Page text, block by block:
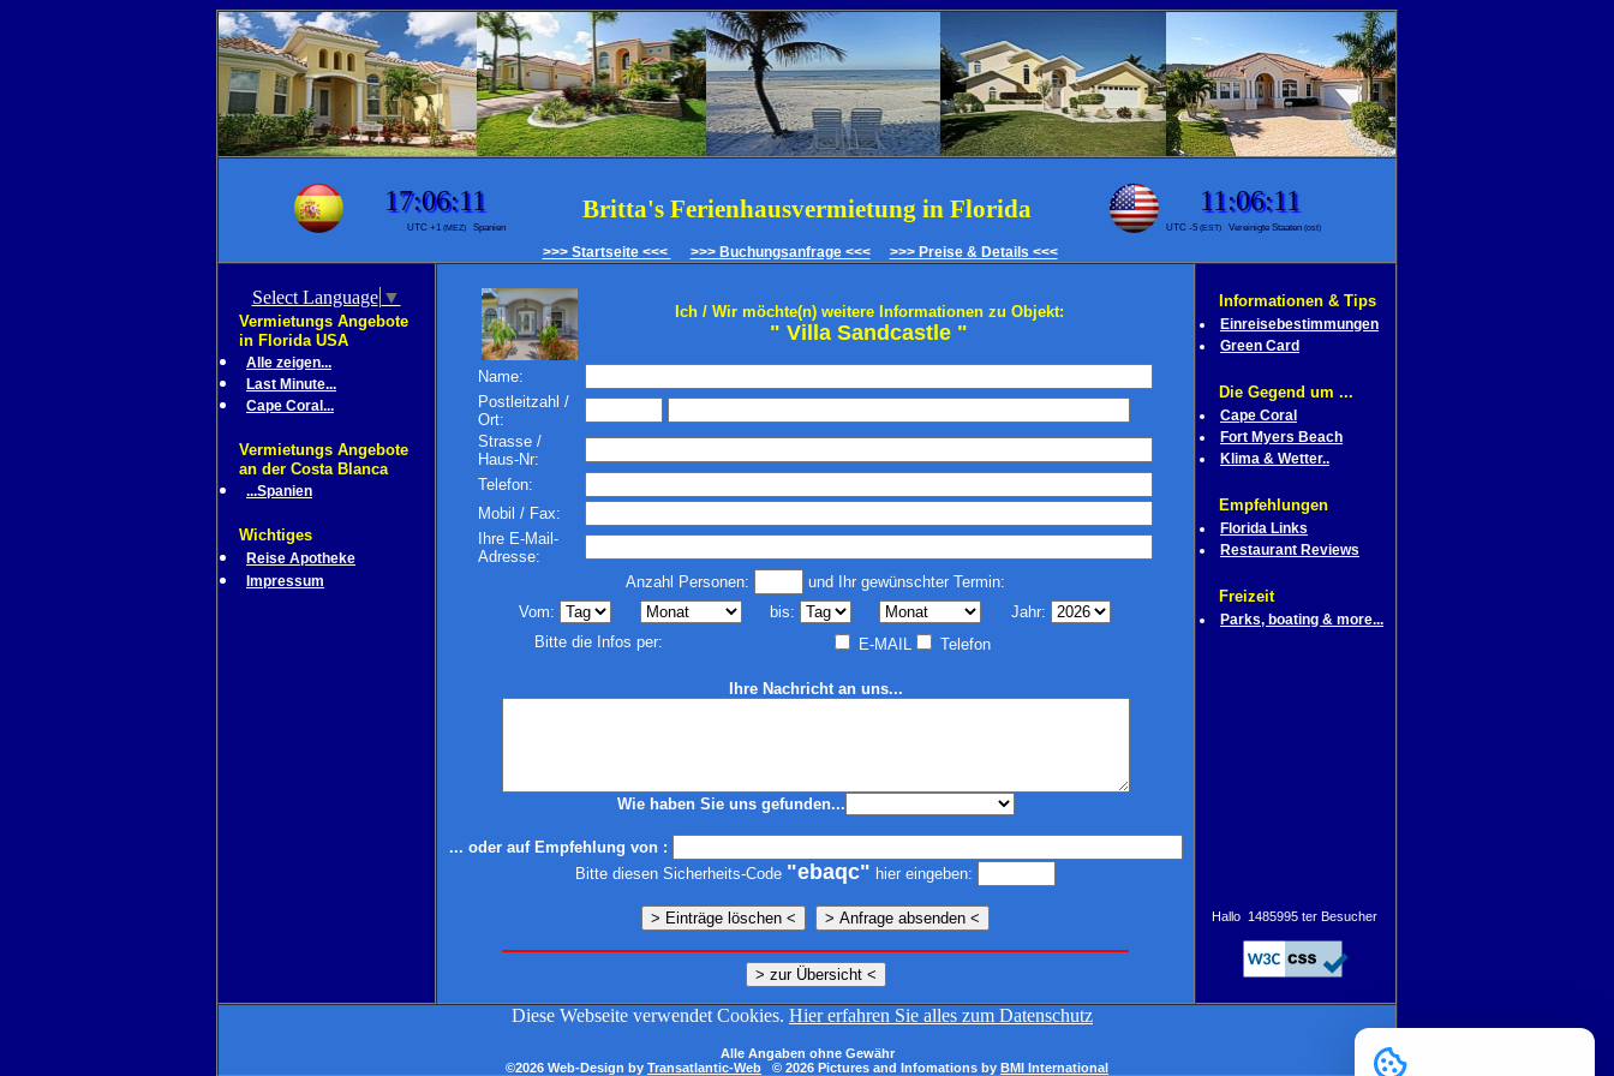
Britta's Ferienhausvermietung in Florida
>>> Startseite <<< >>> Buchungsanfrage <<< >>> Preise & Details <<<
Select Language ▼
Vermietungs Angebote
in Florida USA
Alle zeigen...
Last Minute...
Cape Coral...
Vermietungs Angebote
an der Costa Blanca
...Spanien
Wichtiges
Reise Apotheke
Impressum
Ich / Wir möchte(n) weitere Informationen zu Objekt:
" Villa Sandcastle "
Name:
Postleitzahl /
Ort:
Strasse /
Haus-Nr:
Telefon:
Mobil / Fax:
Ihre E-Mail-
Adresse:
Anzahl Personen:
und Ihr gewünschter Termin:
Vom:
bis:
Jahr:
Bitte die Infos per:
E-MAIL Telefon
Ihre Nachricht an uns...
Wie haben Sie uns gefunden...
... oder auf Empfehlung von :
Bitte diesen Sicherheits-Code "ebaqc" hier eingeben:
Informationen & Tips
Einreisebestimmungen
Green Card
Die Gegend um ...
Cape Coral
Fort Myers Beach
Klima & Wetter..
Empfehlungen
Florida Links
Restaurant Reviews
Freizeit
Parks, boating & more...
Hallo 1485995 ter Besucher
Diese Webseite verwendet Cookies. Hier erfahren Sie alles zum Datenschutz
Alle Angaben ohne Gewähr
©2026 Web-Design by Transatlantic-Web © 2026 Pictures and Infomations by BMI International